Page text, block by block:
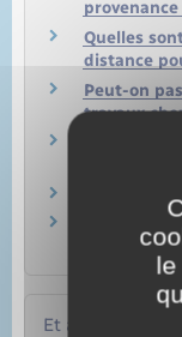
Quelles
distance
Peut-on
travaux
Faut-il
Peut-on
Peut-on
home
Et aussi
le